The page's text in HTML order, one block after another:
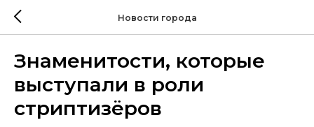
Новости города
Знаменитости, которые
выступали в роли
стриптизёров